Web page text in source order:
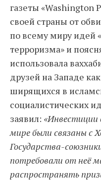
газеты «Washington
своей страны от
по всему миру идей
терроризма» и
использовала
друзей на Западе
ширящихся в
социалистических
заявил: «Инвестиции
мире были связаны с
Государства-
потребовали от неё
распространять